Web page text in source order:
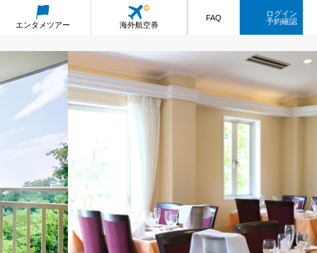
エンタメツアー 海外航空券
FAQ
ログイン
予約確認